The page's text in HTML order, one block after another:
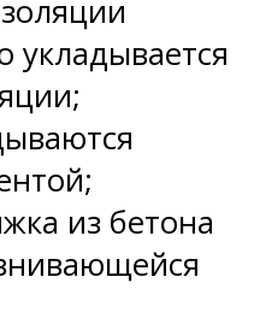
укладывается
из бетона